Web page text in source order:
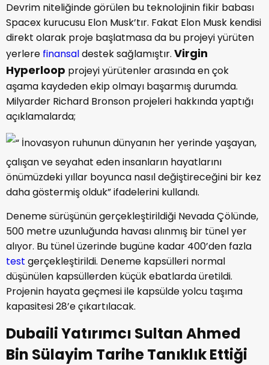
Devrim niteliğinde görülen bu teknolojinin fikir babası
Spacex kurucusu Elon Musk’tır. Fakat Elon Musk kendisi
direkt olarak proje başlatmasa da bu projeyi yürüten
yerlere finansaldestek sağlamıştır. Virgin
Hyperloop projeyi yürütenler arasında en çok
aşama kaydeden ekip olmayı başarmış durumda.
Milyarder Richard Bronson projeleri hakkında yaptığı
açıklamalarda;
“ İnovasyon ruhunun dünyanın her yerinde yaşayan,
çalışan ve seyahat eden insanların hayatlarını
önümüzdeki yıllar boyunca nasıl değiştireceğini bir kez
daha göstermiş olduk” ifadelerini kullandı.
Deneme sürüşünün gerçekleştirildiği Nevada Çölünde,
500 metre uzunluğunda havası alınmış bir tünel yer
alıyor. Bu tünel üzerinde bugüne kadar 400’den fazla
test gerçekleştirildi. Deneme kapsülleri normal
düşünülen kapsüllerden küçük ebatlarda üretildi.
Projenin hayata geçmesi ile kapsülde yolcu taşıma
kapasitesi 28’e çıkartılacak.
Dubaili Yatırımcı Sultan Ahmed
Bin Sülayim Tarihe Tanıklık Ettiği